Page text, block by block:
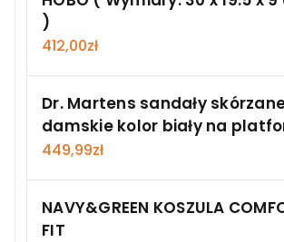
)
412,00zł
Dr. Martens sandały
damskie kolor biały na
449,99zł
NAVY&GREEN KOSZULA
FIT